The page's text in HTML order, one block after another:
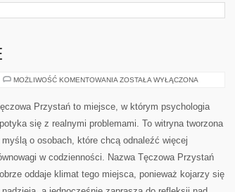
MOŻLIWOŚĆ KOMENTOWANIA PORADNIE
ZOSTAŁA WYŁĄCZONA
Przystań to miejsce, w którym psychologia
się z realnymi problemami. To witryna tworzona
o osobach, które chcą odnaleźć więcej
w codzienności. Nazwa Tęczowa Przystań
oddaje klimat tego miejsca, ponieważ kojarzy się